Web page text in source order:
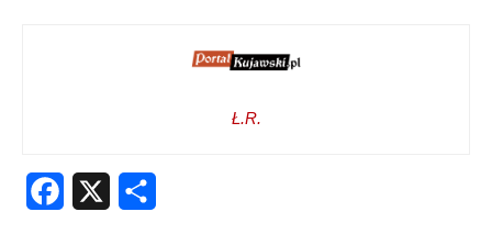
Ł.R.
Facebook